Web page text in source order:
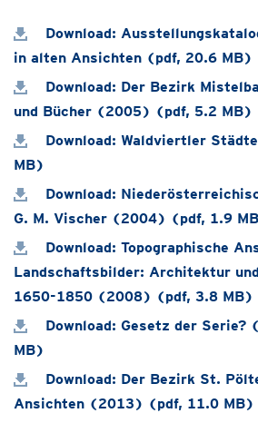
Download:
in alten Ansichten (pdf, 20.6 MB)
Download: Der Bezirk
und Bücher (2005) (pdf, 5.2 MB)
Download: Waldviertler
MB)
Download:
G. M. Vischer (2004) (pdf, 1.9
Download: Topographische
Landschaftsbilder: Architektur
1650-1850 (2008) (pdf, 3.8 MB)
Download: Gesetz der
MB)
Download: Der Bezirk St.
Ansichten (2013) (pdf, 11.0 MB)